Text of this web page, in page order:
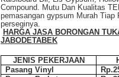
Compound. Mutu Dan Kualitas
pemasangan gypsum Murah Tiap
perseginya.
HARGA JASA BORONGAN
JABODETABEK
JENIS PEKERJAAN
Pasang Vinyl